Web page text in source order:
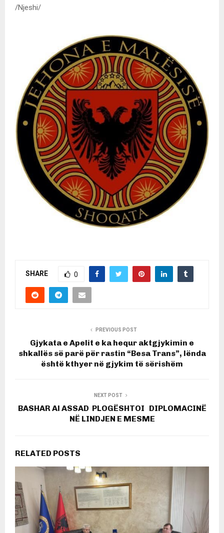
/Njeshi/
SHARE 0
PREVIOUS POST
Gjykata e Apelit e ka hequr aktgjykimin e
shkallës së parë për rastin “Besa Trans”, lënda
është kthyer në gjykim të sërishëm
NEXT POST
BASHAR Al ASSAD PLOGËSHTOI DIPLOMACINË
NË LINDJEN E MESME
RELATED POSTS